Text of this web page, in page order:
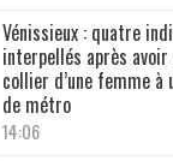
Vénissieux : quatre
interpellés après
collier d’une femme à
de métro
14:06